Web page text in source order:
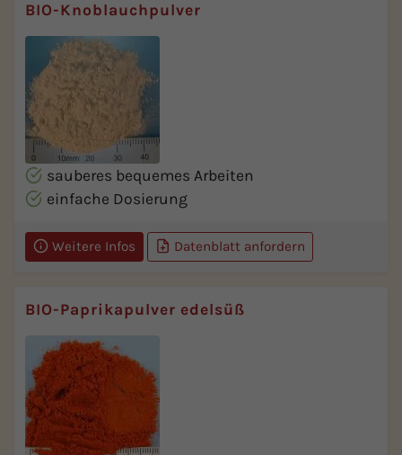
BIO-Knoblauchpulver
sauberes bequemes Arbeiten
einfache Dosierung
Weitere Infos Datenblatt anfordern
BIO-Paprikapulver edelsüß